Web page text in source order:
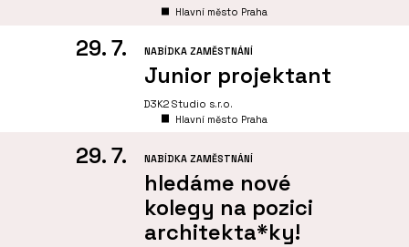
Hlavní město Praha
29. 7. NABÍDKA ZAMĚSTNÁNÍ
Junior projektant
D3K2 Studio s.r.o.
Hlavní město Praha
29. 7. NABÍDKA ZAMĚSTNÁNÍ
hledáme nové
kolegy na pozici
architekta*ky!